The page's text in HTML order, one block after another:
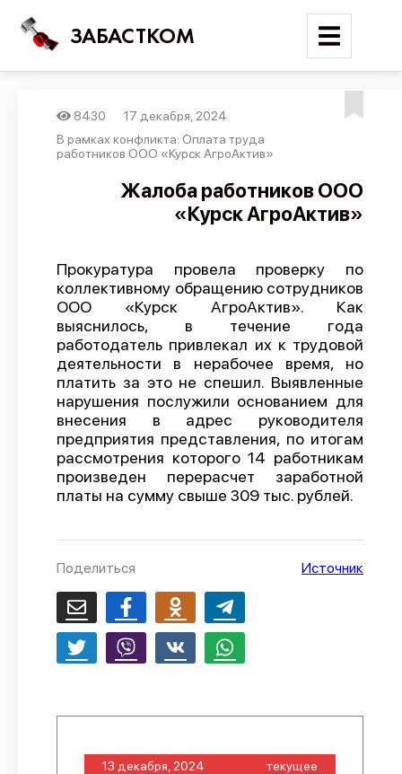
ЗАБАСТКОМ
Войти
Поиск
Новости
Трудовые конфликты
Отчеты
Предложить публикацию
Справочник
API
О проекте
Политика конфиденциальности
8430
17 декабря, 2024
В рамках конфликта: Оплата труда
работников ООО «Курск АгроАктив»
Жалоба работников ООО
«Курск АгроАктив»
Прокуратура провела проверку по
коллективному обращению сотрудников
ООО «Курск АгроАктив». Как
выяснилось, в течение года
работодатель привлекал их к трудовой
деятельности в нерабочее время, но
платить за это не спешил. Выявленные
нарушения послужили основанием для
внесения в адрес руководителя
предприятия представления, по итогам
рассмотрения которого 14 работникам
произведен перерасчет заработной
платы на сумму свыше 309 тыс. рублей.
Поделиться Источник
13 декабря, 2024 текущее